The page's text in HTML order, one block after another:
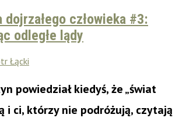
człowieka #3:
odległe lądy
Łącki
powiedział kiedyś, że „świat
i ci, którzy nie podróżują, czytają